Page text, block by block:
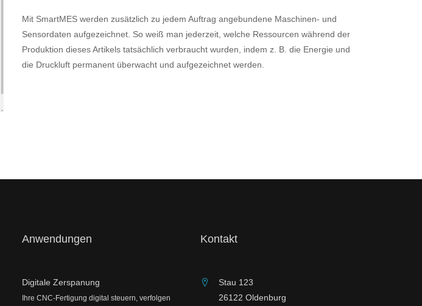
Mit SmartMES werden zusätzlich zu jedem Auftrag angebundene Maschinen- und
Sensordaten aufgezeichnet. So weiß man jederzeit, welche Ressourcen während der
Produktion dieses Artikels tatsächlich verbraucht wurden, indem z. B. die Energie und
die Druckluft permanent überwacht und aufgezeichnet werden.
Anwendungen
Digitale Zerspanung
Ihre CNC-Fertigung digital steuern, verfolgen
Kontakt
Stau 123
26122 Oldenburg